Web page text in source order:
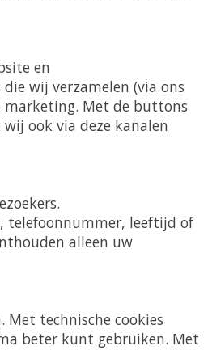
en
wij verzamelen (via ons
marketing. Met de buttons
ook via deze kanalen
telefoonnummer, leeftijd of
alleen uw
Met technische cookies
beter kunt gebruiken. Met